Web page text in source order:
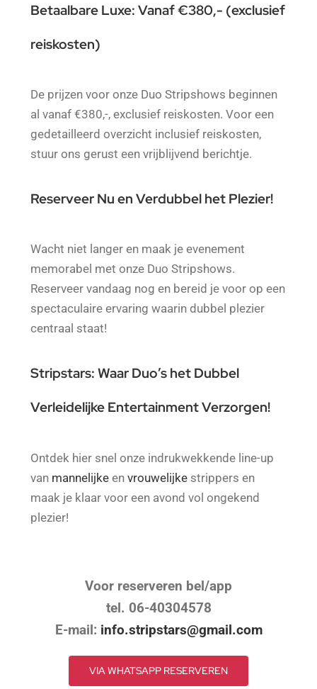
Betaalbare Luxe: Vanaf €380,- (exclusief
reiskosten)
De prijzen voor onze Duo Stripshows beginnen
al vanaf €380,-, exclusief reiskosten. Voor een
gedetailleerd overzicht inclusief reiskosten,
stuur ons gerust een vrijblijvend berichtje.
Reserveer Nu en Verdubbel het Plezier!
Wacht niet langer en maak je evenement
memorabel met onze Duo Stripshows.
Reserveer vandaag nog en bereid je voor op een
spectaculaire ervaring waarin dubbel plezier
centraal staat!
Stripstars: Waar Duo’s het Dubbel
Verleidelijke Entertainment Verzorgen!
Ontdek hier snel onze indrukwekkende line-up
van mannelijkeen vrouwelijkestrippers en
maak je klaar voor een avond vol ongekend
plezier!
Voor reserveren bel/app
tel. 06-40304578
E-mail: info.stripstars@gmail.com
VIA WHATSAPP RESERVEREN